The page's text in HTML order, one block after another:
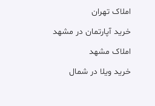
املاک تهران
خرید آپارتمان در مشهد
املاک مشهد
خرید ویلا در شمال